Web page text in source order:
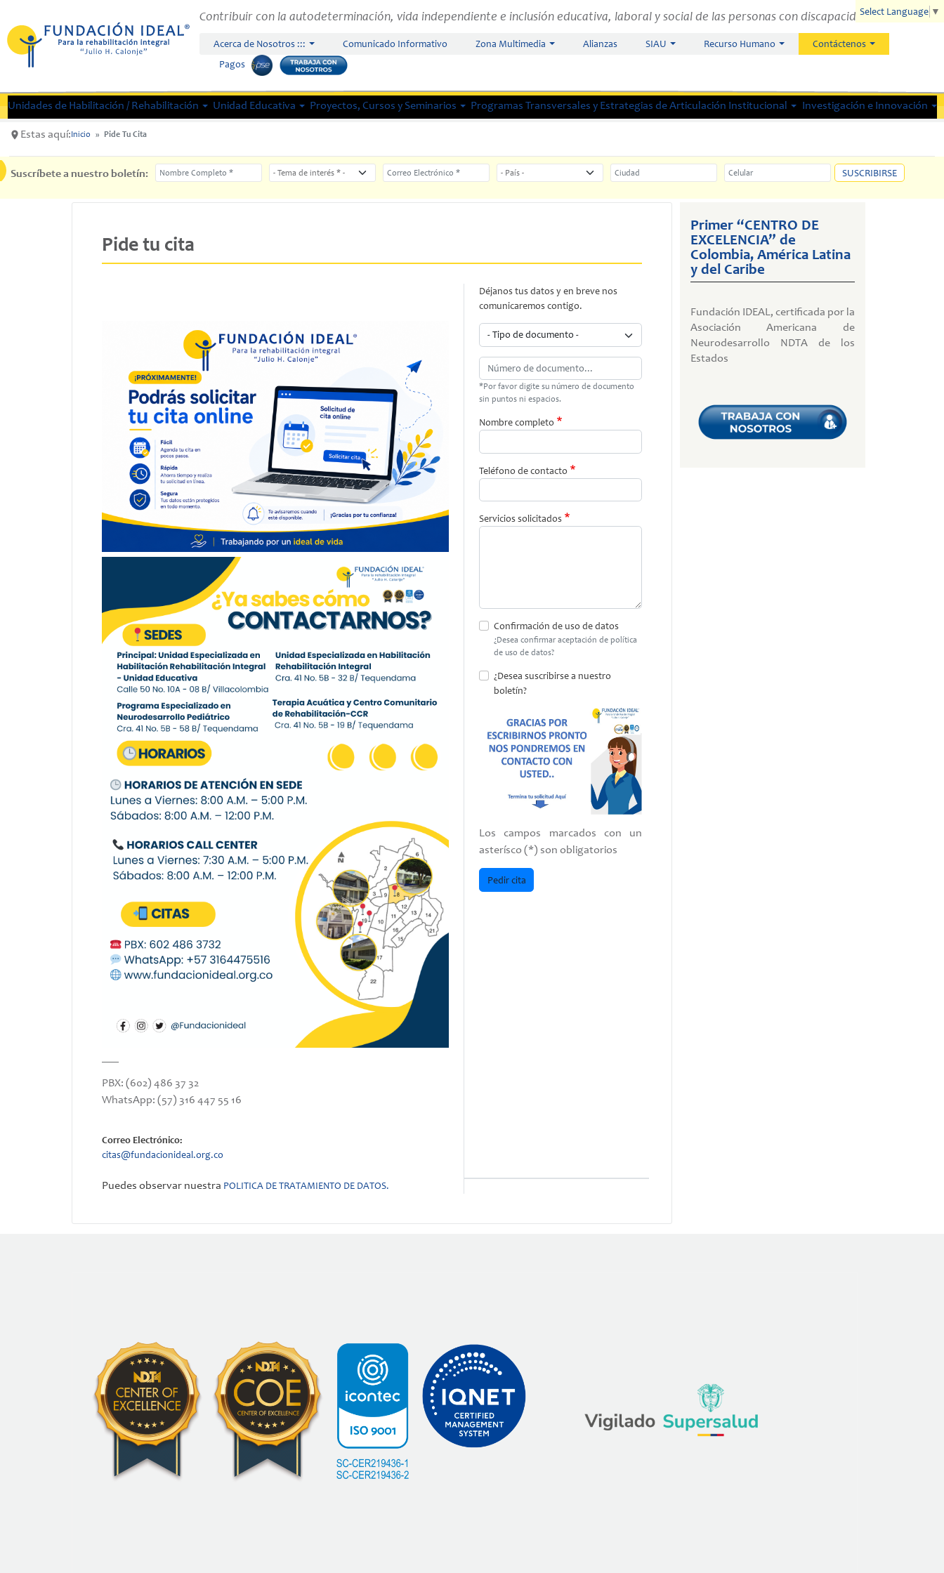
Select Language ▼
Contribuir con la autodeterminación, vida independiente e inclusión educativa, laboral y social de las personas con discapacidad.
Acerca de Nosotros ::: Comunicado Informativo Zona Multimedia Alianzas SIAU Recurso Humano
Contáctenos
Pagos
Unidades de Habilitación / Rehabilitación Unidad Educativa Proyectos, Cursos y Seminarios Programas Transversales y Estrategias de Articulación Institucional Investigación e Innovación
Estas aquí:Inicio Pide Tu Cita
Suscríbete a nuestro boletín: Nombre Completo Tema de interes Correo Electrónico País Ciudad Celular SUSCRIBIRSE
Pide tu cita
PBX: (602) 486 37 32
WhatsApp: (57) 316 447 55 16
Correo Electrónico:
citas@fundacionideal.org.co
Puedes observar nuestra POLITICA DE TRATAMIENTO DE DATOS.
Déjanos tus datos y en breve nos
comunicaremos contigo.
Tipo de documento
Número de documento
*Por favor digite su número de documento
sin puntos ni espacios.
Nombre completo
Teléfono de contacto
Servicios solicitados
Confirmación de uso de datos
¿Desea confirmar aceptación de política
de uso de datos?
¿Desea suscribirse a nuestro
boletín?
Los campos marcados con un
asterísco (*) son obligatorios
Pedir cita
Primer “CENTRO DE
EXCELENCIA” de
Colombia, América Latina
y del Caribe
Fundación IDEAL, certificada por la
Asociación Americana de
Neurodesarrollo NDTA de los
Estados